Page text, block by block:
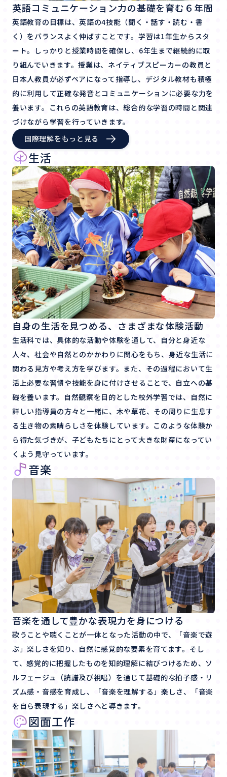
英語コミュニケーション力の基礎を育む６年間
英語教育の目標は、英語の4技能（聞く・話す・読む・書
く）をバランスよく伸ばすことです。学習は1年生からスタ
ート。しっかりと授業時間を確保し、6年生まで継続的に取
り組んでいきます。授業は、ネイティブスピーカーの教員と
日本人教員が必ずペアになって指導し、デジタル教材も積極
的に利用して正確な発音とコミュニケーションに必要な力を
養います。これらの英語教育は、総合的な学習の時間と関連
づけながら学習を行っていきます。
国際理解をもっと見る
生活
自身の生活を見つめる、さまざまな体験活動
生活科では、具体的な活動や体験を通して、自分と身近な
人々、社会や自然とのかかわりに関心をもち、身近な生活に
関わる見方や考え方を学びます。また、その過程において生
活上必要な習慣や技能を身に付けさせることで、自立への基
礎を養います。自然観察を目的とした校外学習では、自然に
詳しい指導員の方々と一緒に、木や草花、その周りに生息す
る生き物の素晴らしさを体験しています。このような体験か
ら得た気づきが、子どもたちにとって大きな財産になってい
くよう見守っています。
音楽
音楽を通して豊かな表現力を身につける
歌うことや聴くことが一体となった活動の中で、「音楽で遊
ぶ」楽しさを知り、自然に感覚的な要素を育てます。そし
て、感覚的に把握したものを知的理解に結びつけるため、ソ
ルフェージュ（読譜及び視唱）を通じて基礎的な拍子感・リ
ズム感・音感を育成し、「音楽を理解する」楽しさ、「音楽
を自ら表現する」楽しさへと導きます。
図面工作